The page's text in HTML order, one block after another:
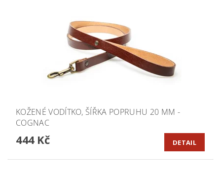
KOŽENÉ VODÍTKO, ŠÍŘKA POPRUHU 20 MM -
COGNAC
444 Kč DETAIL